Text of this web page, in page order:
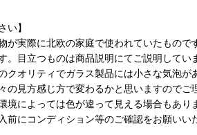
い】
が実際に北欧の家庭で使われていたもの
。目立つものは商品説明にてご説明して
クオリティでガラス製品には小さな気泡が
の見方感じ方で変わるかと思いますのでご
境によっては色が違って見える場合もあ
前にコンディション等のご確認をお願い